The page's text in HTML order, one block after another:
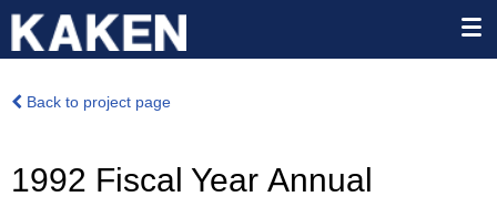
Back to project page
1992 Fiscal Year Annual